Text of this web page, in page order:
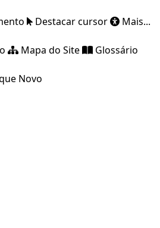
Destacar cursor
Mais...
Mapa do Site Glossário
Novo